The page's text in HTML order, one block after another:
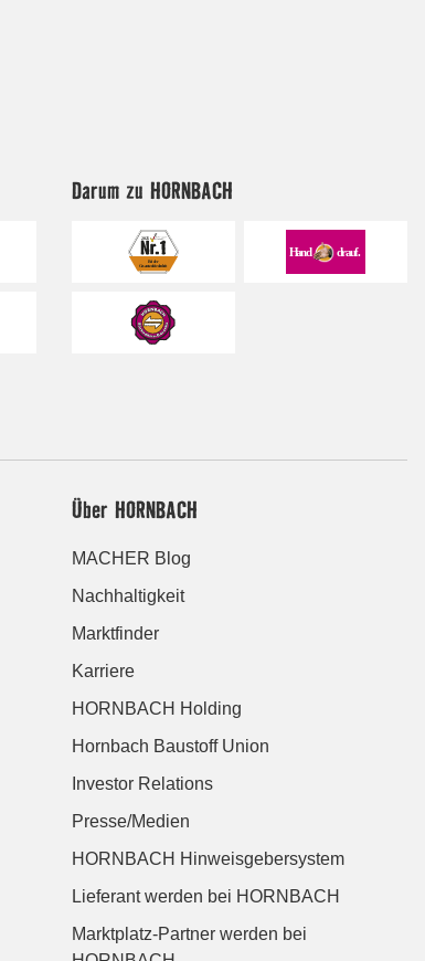
Darum zu HORNBACH
Über HORNBACH
MACHER Blog
Nachhaltigkeit
Marktfinder
Karriere
HORNBACH Holding
Hornbach Baustoff Union
Investor Relations
Presse/Medien
HORNBACH Hinweisgebersystem
Lieferant werden bei HORNBACH
Marktplatz-Partner werden bei